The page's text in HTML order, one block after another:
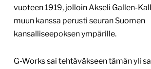
vuoteen 1919, jolloin Akseli Gallen-
muun kanssa perusti seuran Suomen
kansalliseepoksen ympärille.
G-Works sai tehtäväkseen tämän yli